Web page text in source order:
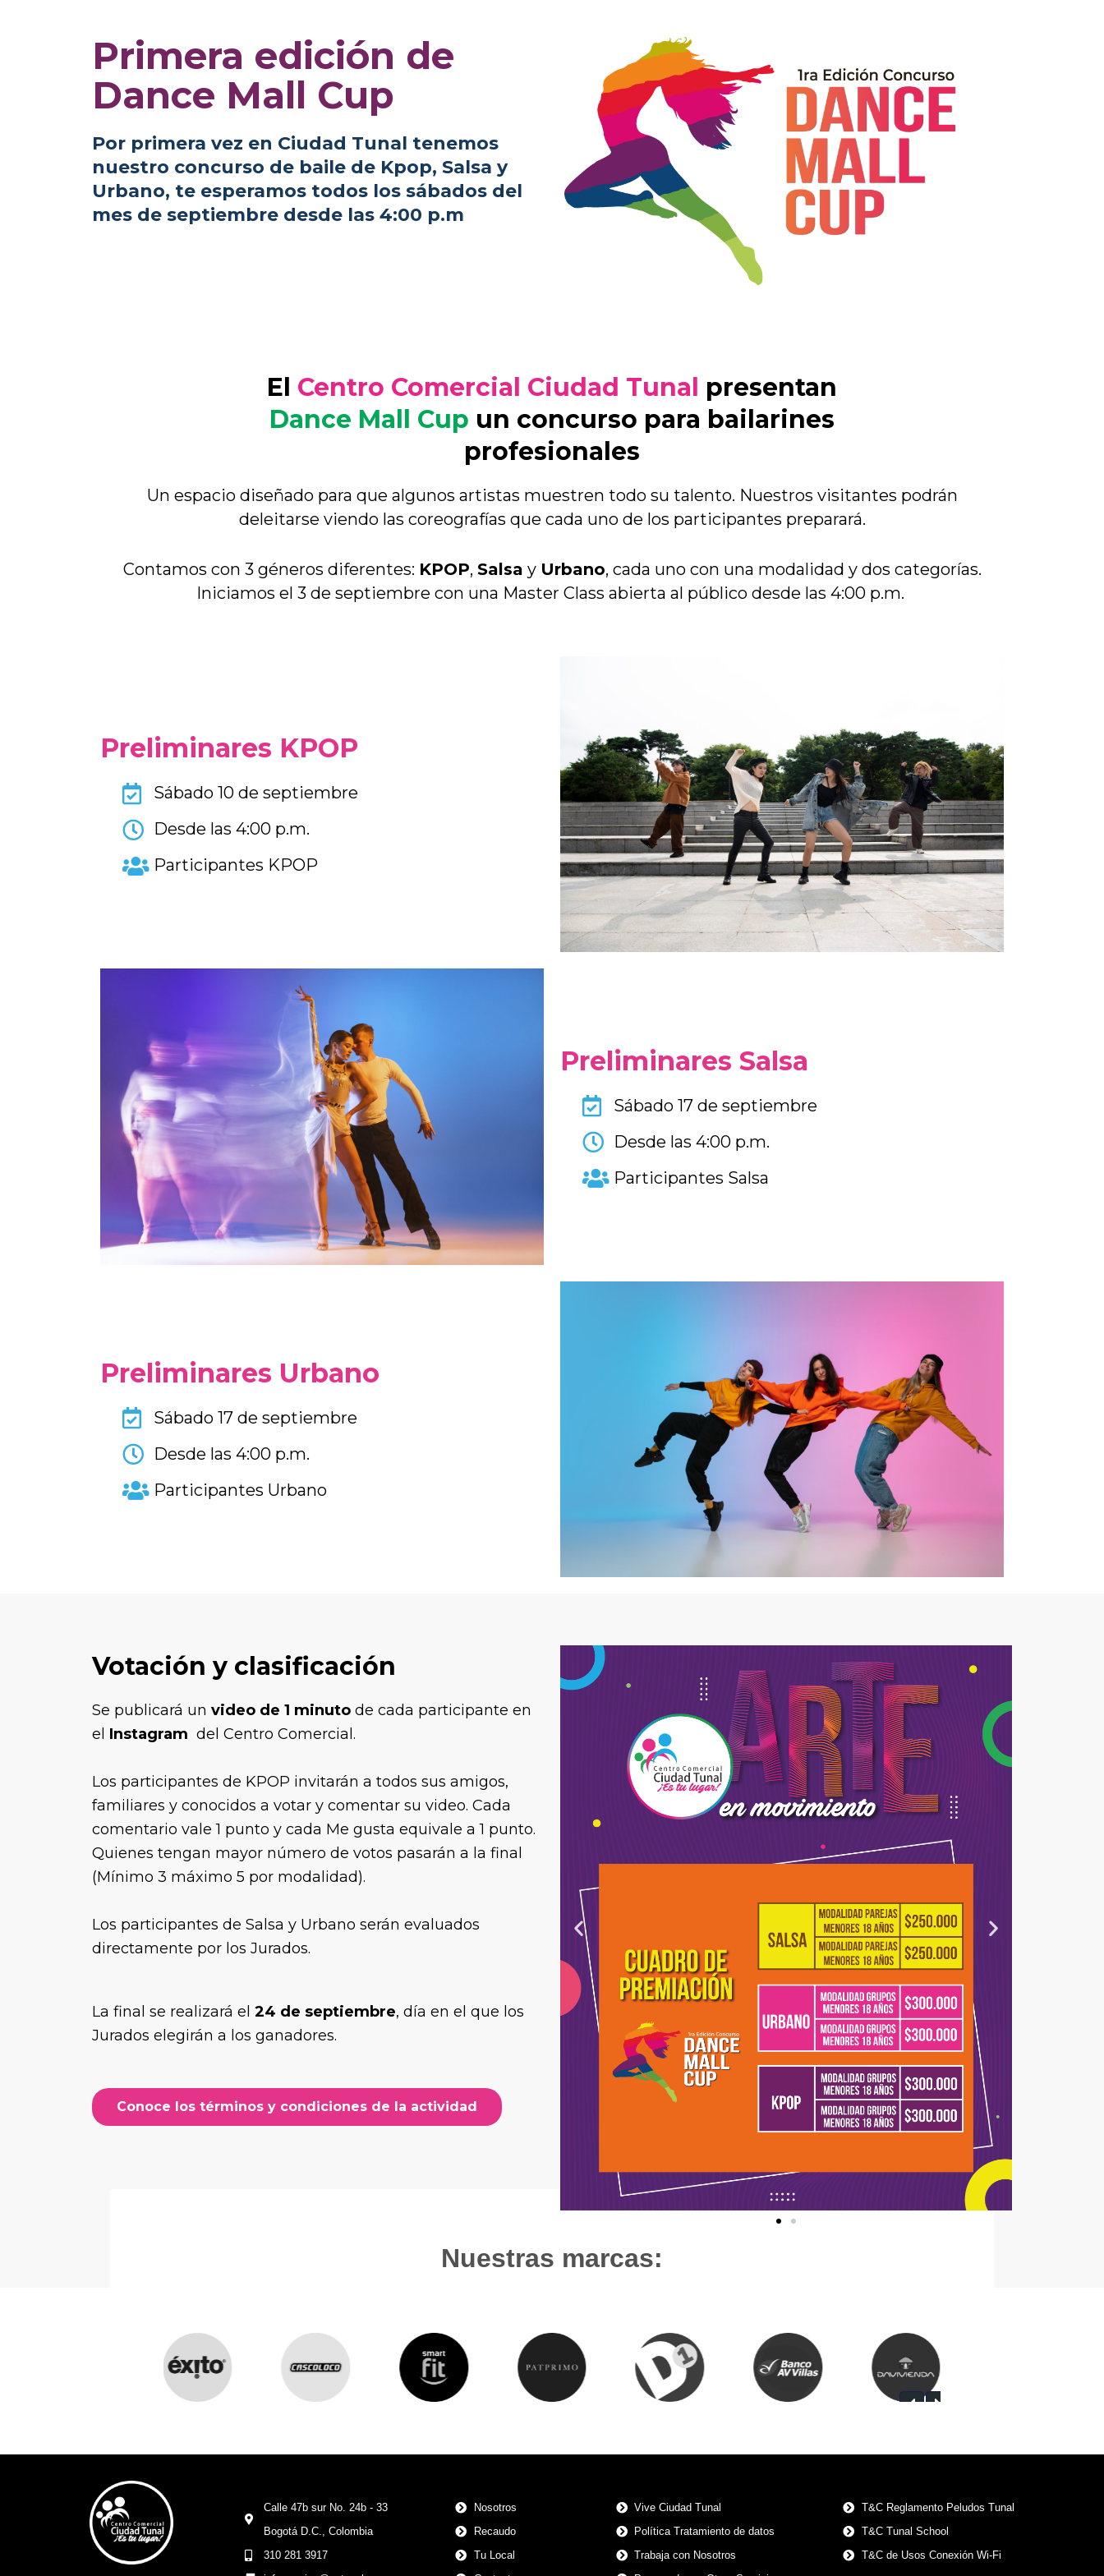
Primera edición de
Dance Mall Cup
Por primera vez en Ciudad Tunal tenemos
nuestro concurso de baile de Kpop, Salsa y
Urbano, te esperamos todos los sábados del
mes de septiembre desde las 4:00 p.m
El Centro Comercial Ciudad Tunal presentan
Dance Mall Cup un concurso para bailarines
profesionales
Un espacio diseñado para que algunos artistas muestren todo su talento. Nuestros visitantes podrán
deleitarse viendo las coreografías que cada uno de los participantes preparará.
Contamos con 3 géneros diferentes: KPOP, Salsa y Urbano, cada uno con una modalidad y dos categorías.
Iniciamos el 3 de septiembre con una Master Class abierta al público desde las 4:00 p.m.
Preliminares KPOP
Sábado 10 de septiembre
Desde las 4:00 p.m.
Participantes KPOP
Preliminares Salsa
Sábado 17 de septiembre
Desde las 4:00 p.m.
Participantes Salsa
Preliminares Urbano
Sábado 17 de septiembre
Desde las 4:00 p.m.
Participantes Urbano
Votación y clasificación
Se publicará un video de 1 minuto de cada participante en
el Instagram del Centro Comercial.
Los participantes de KPOP invitarán a todos sus amigos,
familiares y conocidos a votar y comentar su video. Cada
comentario vale 1 punto y cada Me gusta equivale a 1 punto.
Quienes tengan mayor número de votos pasarán a la final
(Mínimo 3 máximo 5 por modalidad).
Los participantes de Salsa y Urbano serán evaluados
directamente por los Jurados.
La final se realizará el 24 de septiembre, día en el que los
Jurados elegirán a los ganadores.
Conoce los términos y condiciones de la actividad
Nuestras marcas:
Calle 47b sur No. 24b - 33
Bogotá D.C., Colombia
310 281 3917
Nosotros
Recaudo
Tu Local
Vive Ciudad Tunal
Política Tratamiento de datos
Trabaja con Nosotros
T&C Reglamento Peludos Tunal
T&C Tunal School
T&C de Usos Conexión Wi-Fi